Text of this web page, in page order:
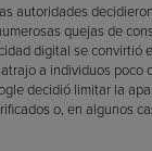
autoridades
quejas de
digital se convirtió
a individuos poco
decidió limitar la
o, en algunos